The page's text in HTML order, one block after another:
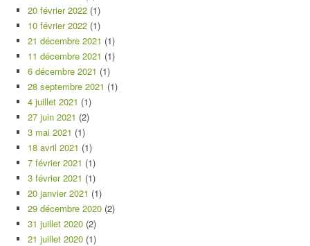
20 février 2022 (1)
10 février 2022 (1)
21 décembre 2021 (1)
11 décembre 2021 (1)
6 décembre 2021 (1)
28 septembre 2021 (1)
4 juillet 2021 (1)
27 juin 2021 (2)
3 mai 2021 (1)
18 avril 2021 (1)
7 février 2021 (1)
3 février 2021 (1)
20 janvier 2021 (1)
29 décembre 2020 (2)
31 juillet 2020 (2)
21 juillet 2020 (1)